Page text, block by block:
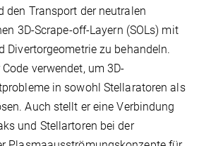
den Transport der neutralen
3D-Scrape-off-Layern (SOLs) mit
Divertorgeometrie zu behandeln.
verwendet, um 3D-
in sowohl Stellaratoren als
Auch stellt er eine Verbindung
und Stellartoren bei der